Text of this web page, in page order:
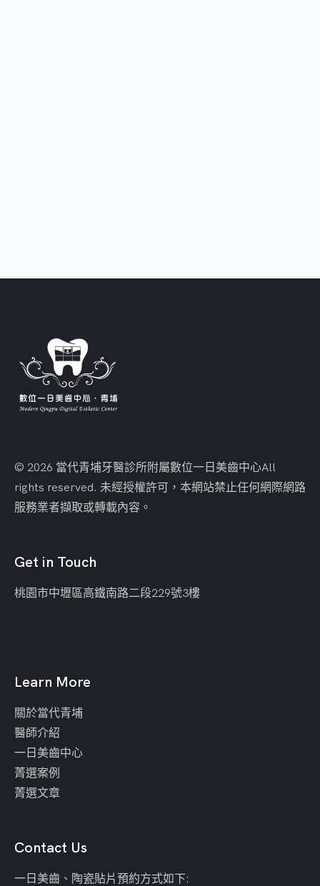
© 2026 當代青埔牙醫診所附屬數位一日美齒中心All
rights reserved. 未經授權許可，本網站禁止任何網際網路
服務業者擷取或轉載內容。
Get in Touch
桃園市中壢區高鐵南路二段229號3樓
Learn More
關於當代青埔
醫師介紹
一日美齒中心
菁選案例
菁選文章
Contact Us
一日美齒、陶瓷貼片預約方式如下: